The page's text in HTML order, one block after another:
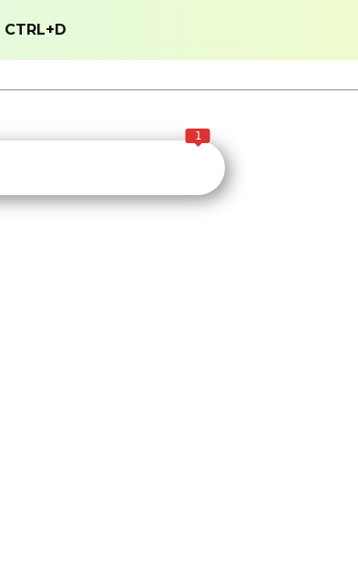
CTRL+D
1